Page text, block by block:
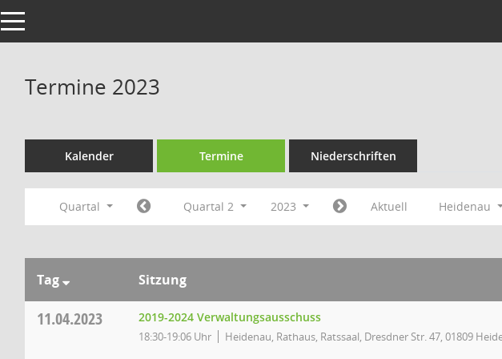
Toggle navigation
Termine 2023
Kalender Termine Niederschriften
Quartal Quartal 2 2023 Aktuell Heidenau
Tag Sitzung
11.04.2023 2019-2024 Verwaltungsausschuss
18:30-19:06 Uhr Heidenau, Rathaus, Ratssaal, Dresdner Str. 47, 01809